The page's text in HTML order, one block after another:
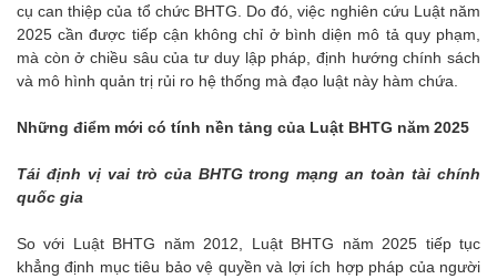
cụ can thiệp của tổ chức BHTG. Do đó, việc nghiên cứu Luật năm
2025 cần được tiếp cận không chỉ ở bình diện mô tả quy phạm,
mà còn ở chiều sâu của tư duy lập pháp, định hướng chính sách
và mô hình quản trị rủi ro hệ thống mà đạo luật này hàm chứa.
Những điểm mới có tính nền tảng của Luật BHTG năm 2025
Tái định vị vai trò của BHTG trong mạng an toàn tài chính
quốc gia
So với Luật BHTG năm 2012, Luật BHTG năm 2025 tiếp tục
khẳng định mục tiêu bảo vệ quyền và lợi ích hợp pháp của người